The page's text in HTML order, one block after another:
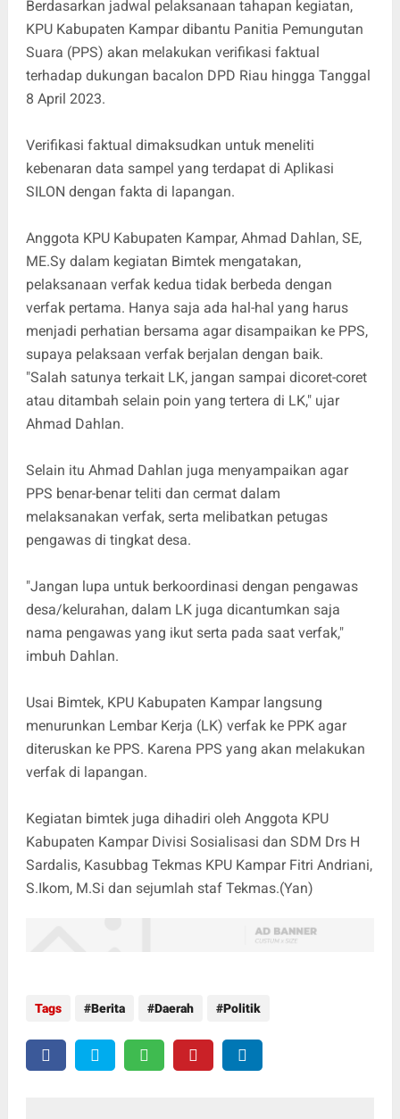
Berdasarkan jadwal pelaksanaan tahapan kegiatan,
KPU Kabupaten Kampar dibantu Panitia Pemungutan
Suara (PPS) akan melakukan verifikasi faktual
terhadap dukungan bacalon DPD Riau hingga Tanggal
8 April 2023.
Verifikasi faktual dimaksudkan untuk meneliti
kebenaran data sampel yang terdapat di Aplikasi
SILON dengan fakta di lapangan.
Anggota KPU Kabupaten Kampar, Ahmad Dahlan, SE,
ME.Sy dalam kegiatan Bimtek mengatakan,
pelaksanaan verfak kedua tidak berbeda dengan
verfak pertama. Hanya saja ada hal-hal yang harus
menjadi perhatian bersama agar disampaikan ke PPS,
supaya pelaksaan verfak berjalan dengan baik.
"Salah satunya terkait LK, jangan sampai dicoret-coret
atau ditambah selain poin yang tertera di LK," ujar
Ahmad Dahlan.
Selain itu Ahmad Dahlan juga menyampaikan agar
PPS benar-benar teliti dan cermat dalam
melaksanakan verfak, serta melibatkan petugas
pengawas di tingkat desa.
"Jangan lupa untuk berkoordinasi dengan pengawas
desa/kelurahan, dalam LK juga dicantumkan saja
nama pengawas yang ikut serta pada saat verfak,"
imbuh Dahlan.
Usai Bimtek, KPU Kabupaten Kampar langsung
menurunkan Lembar Kerja (LK) verfak ke PPK agar
diteruskan ke PPS. Karena PPS yang akan melakukan
verfak di lapangan.
Kegiatan bimtek juga dihadiri oleh Anggota KPU
Kabupaten Kampar Divisi Sosialisasi dan SDM Drs H
Sardalis, Kasubbag Tekmas KPU Kampar Fitri Andriani,
S.Ikom, M.Si dan sejumlah staf Tekmas.(Yan)
Tags Berita Daerah Politik